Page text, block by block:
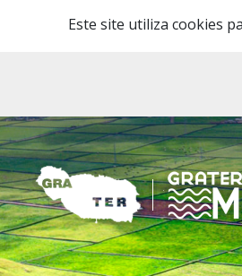
Este site utiliza cookies